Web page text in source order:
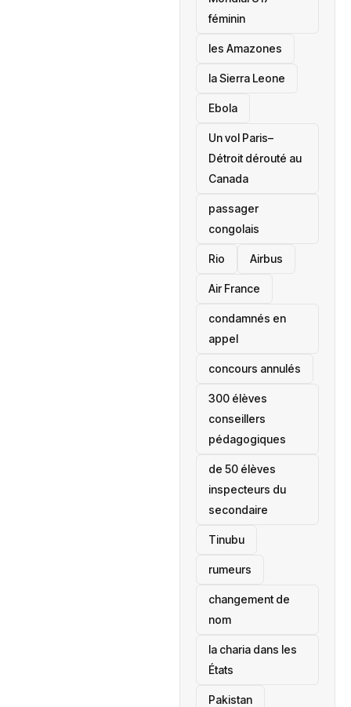
féminin
les Amazones
la Sierra Leone
‎Ebola
Un vol Paris–
Détroit dérouté au
Canada
passager
congolais
Rio Airbus
Air France
condamnés en
appel
concours annulés
300 élèves
conseillers
pédagogiques
de 50 élèves
inspecteurs du
secondaire
Tinubu
rumeurs
changement de
nom
la charia dans les
États
‎Pakistan